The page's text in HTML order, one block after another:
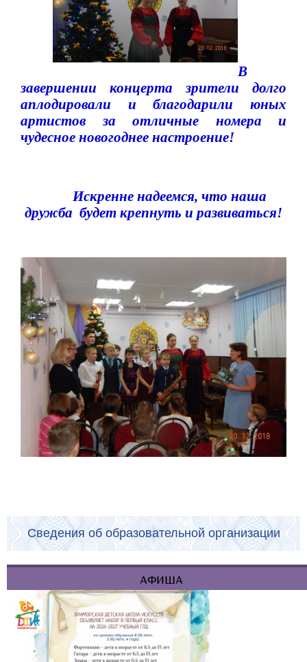
В
завершении концерта зрители долго
аплодировали и благодарили юных
артистов за отличные номера и
чудесное новогоднее настроение!
Искренне надеемся, что наша
дружба будет крепнуть и развиваться!
Сведения об образовательной организации
АФИША